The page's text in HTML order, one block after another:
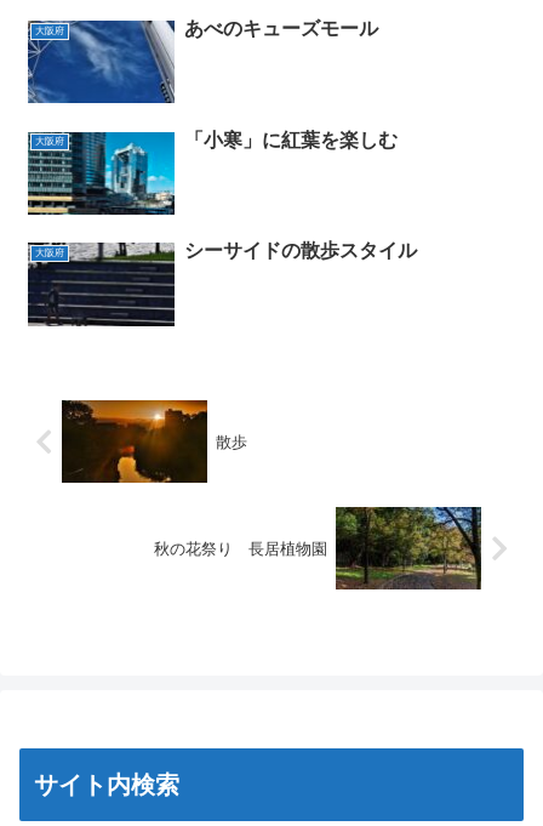
大阪府 あべのキューズモール
大阪府 「小寒」に紅葉を楽しむ
大阪府 シーサイドの散歩スタイル
散歩
秋の花祭り 長居植物園
サイト内検索